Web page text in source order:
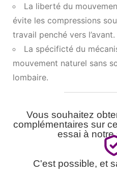
La liberté du
évite les compressions
travail penché vers l’avant.
La spécificté du
mouvement naturel sans
lombaire.
Vous souhaitez
complémentaires sur
essai à notre
C'est possible, et